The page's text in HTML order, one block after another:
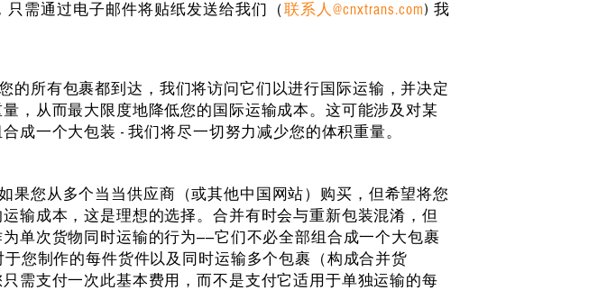
需通过电子邮件将贴纸发送给我们（联系人@cnxtrans.com) 我
的所有包裹都到达，我们将访问它们以进行国际运输，并决定
，从而最大限度地降低您的国际运输成本。这可能涉及对某
成一个大包装 - 我们将尽一切努力减少您的体积重量。
果您从多个当当供应商（或其他中国网站）购买，但希望将您
输成本，这是理想的选择。合并有时会与重新包装混淆，但
单次货物同时运输的行为——它们不必全部组合成一个大包裹
您制作的每件货件以及同时运输多个包裹（构成合并货
需支付一次此基本费用，而不是支付它适用于单独运输的每